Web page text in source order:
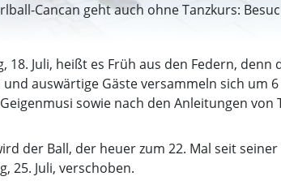
Cancan geht auch ohne Tanzkurs:
18. Juli, heißt es Früh aus den Federn,
auswärtige Gäste versammeln sich um
Geigenmusi sowie nach den Anleitungen
der Ball, der heuer zum 22. Mal seit
25. Juli, verschoben.